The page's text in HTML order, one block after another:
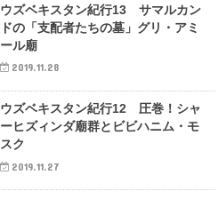
ウズベキスタン紀行13 サマルカン
ドの「支配者たちの墓」グリ・アミ
ール廟
2019.11.28
ウズベキスタン紀行12 圧巻！シャ
ーヒズィンダ廟群とビビハニム・モ
スク
2019.11.27